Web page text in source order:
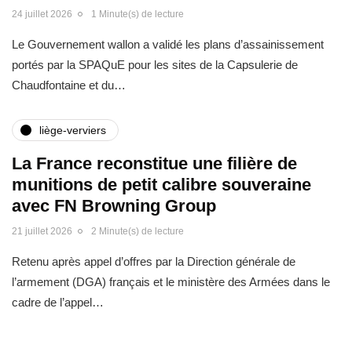
24 juillet 2026 1 Minute(s) de lecture
Le Gouvernement wallon a validé les plans d’assainissement
portés par la SPAQuE pour les sites de la Capsulerie de
Chaudfontaine et du…
liège-verviers
La France reconstitue une filière de
munitions de petit calibre souveraine
avec FN Browning Group
21 juillet 2026 2 Minute(s) de lecture
Retenu après appel d’offres par la Direction générale de
l’armement (DGA) français et le ministère des Armées dans le
cadre de l’appel…